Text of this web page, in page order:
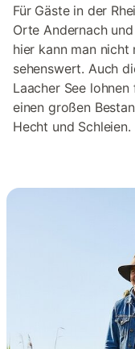
Für Gäste in der
Orte Andernach
hier kann man
sehenswert. Auch
Laacher See
einen großen
Hecht und Schleien.